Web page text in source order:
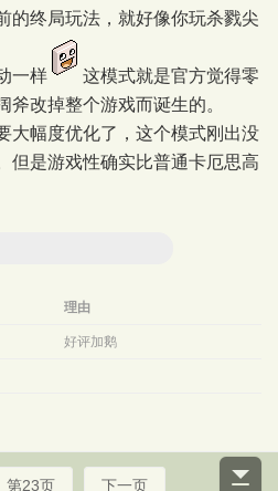
的终局玩法，就好像你玩杀戮尖
一样
这模式就是官方觉得零
改掉整个游戏而诞生的。
大幅度优化了，这个模式刚出没
但是游戏性确实比普通卡厄思高
理由
好评加鹅
第23页 下一页